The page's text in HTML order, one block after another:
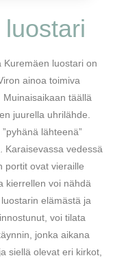
Kuremäen luostari on
ainoa toimiva
täällä
juurella uhrilähde.
lähteenä”
Karaisevassa vedessä
portit ovat vieraille
kierrellen voi nähdä
elämästä ja
voi tilata
jonka aikana
siellä olevat eri kirkot,